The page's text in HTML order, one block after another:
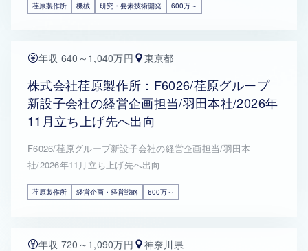
荏原製作所 機械 研究・要素技術開発 600万～
年収 640～1,040万円 東京都
株式会社荏原製作所：F6026/荏原グループ
新設子会社の経営企画担当/羽田本社/2026年
11月立ち上げ先へ出向
F6026/荏原グループ新設子会社の経営企画担当/羽田本
社/2026年11月立ち上げ先へ出向
荏原製作所 経営企画・経営戦略 600万～
年収 720～1,090万円 神奈川県